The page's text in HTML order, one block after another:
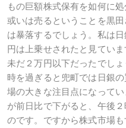
もの巨額株式保有を如何に
或いは売るということを黒
は暴落するでしょう。私は
円は上乗せされたと見てい
未だ２万円以下だったでし
時を過ぎると兜町では日銀
場の大きな注目点になって
が前日比で下がると、午後
のです。ですから株式市場